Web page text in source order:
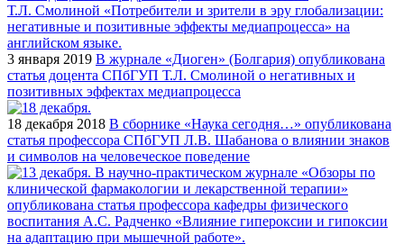
3 января 2019 В журнале «Диоген» (Болгария) опубликована
статья доцента СПбГУП Т.Л. Смолиной о негативных и
позитивных эффектах медиапроцесса
18 декабря 2018 В сборнике «Наука сегодня…» опубликована
статья профессора СПбГУП Л.В. Шабанова о влиянии знаков
и символов на человеческое поведение